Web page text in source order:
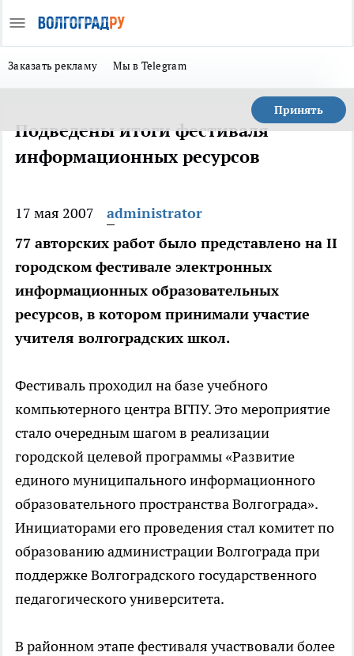
Заказать рекламу Мы в Telegram
Принять
Подведены итоги фестиваля
информационных ресурсов
17 мая 2007
administrator
77 авторских работ было представлено на II
городском фестивале электронных
информационных образовательных
ресурсов, в котором принимали участие
учителя волгоградских школ.
Фестиваль проходил на базе учебного
компьютерного центра ВГПУ. Это мероприятие
стало очередным шагом в реализации
городской целевой программы «Развитие
единого муниципального информационного
образовательного пространства Волгограда».
Инициаторами его проведения стал комитет по
образованию администрации Волгограда при
поддержке Волгоградского государственного
педагогического университета.
В районном этапе фестиваля участвовали более